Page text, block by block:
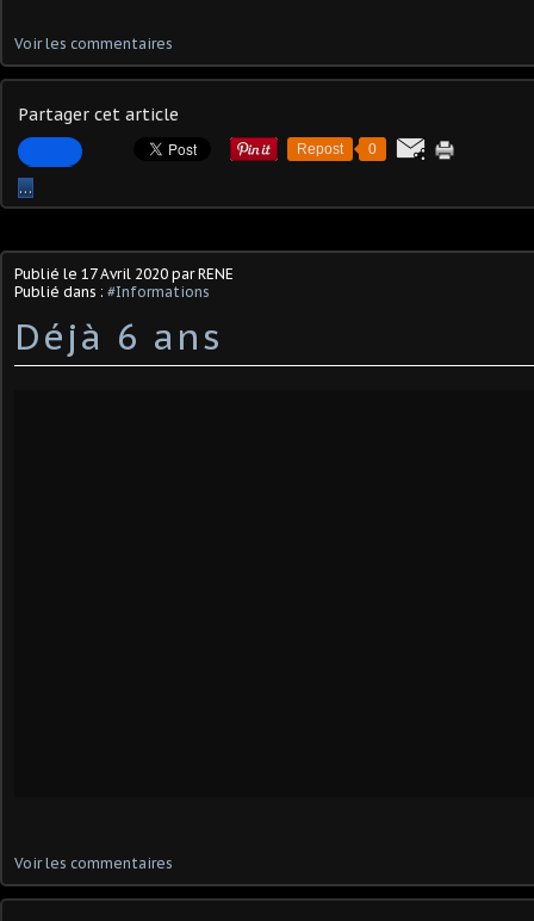
Voir les commentaires
Partager cet article
Repost 0
…
Publié le 17 Avril 2020 par RENE
Publié dans : #Informations
Déjà 6 ans
Voir les commentaires